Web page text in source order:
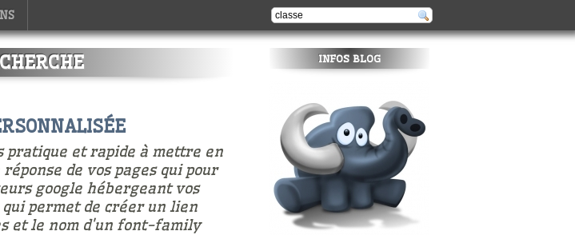
pratique et rapide à mettre en
de vos pages qui pour
google hébergeant vos
permet de créer un lien
et le nom d'un font-family
INFOS BLOG